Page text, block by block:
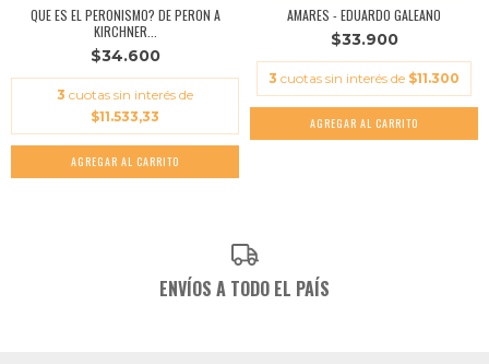
QUE ES EL PERONISMO? DE PERON A
KIRCHNER...
$34.600
3 cuotas sin interés de
$11.533,33
AMARES - EDUARDO GALEANO
$33.900
3 cuotas sin interés de $11.300
ENVÍOS A TODO EL PAÍS